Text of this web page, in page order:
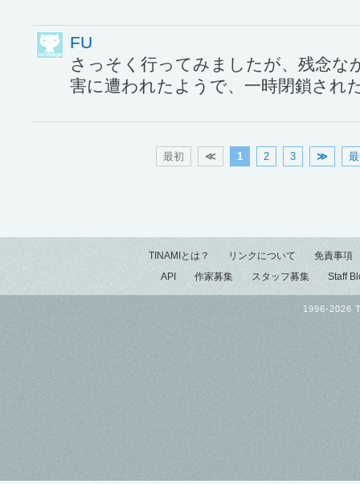
FU
さっそく行ってみましたが、残念な
害に遭われたようで、一時閉鎖され
最初 ≪ 1 2 3 ≫
TINAMIとは？ リンクについて
免責事項
API
作家募集 スタッフ募集 Staff
1996-2026